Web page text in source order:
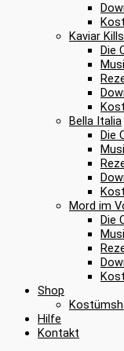
Kaviar Kills
Die
Bella Italia
Die
Mord im
Die
Shop
Hilfe
Kontakt